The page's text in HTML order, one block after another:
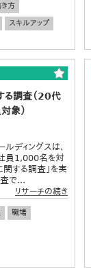
方
スキルアップ
る調査（20代
象）
ルディングスは、
員1,000名を対
関する調査」を実
査で...
リサーチの続き
職場